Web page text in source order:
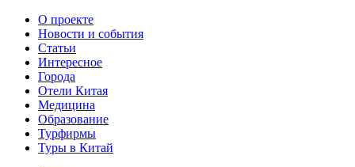
О проекте
Новости и события
Статьи
Интересное
Города
Отели Китая
Медицина
Образование
Турфирмы
Туры в Китай